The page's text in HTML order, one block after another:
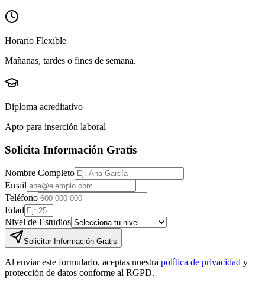
Horario Flexible
Mañanas, tardes o fines de semana.
Diploma acreditativo
Apto para inserción laboral
Solicita Información Gratis
Nombre Completo
Email
Teléfono
Edad
Nivel de Estudios
Solicitar Información Gratis
Al enviar este formulario, aceptas nuestra política de privacidad y
protección de datos conforme al RGPD.